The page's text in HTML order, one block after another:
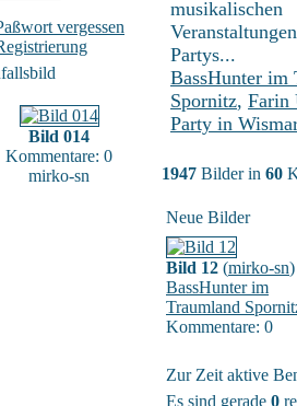
vergessen
Bild 014
Kommentare: 0
mirko-sn
musikalischen
Partys...
BassHunter im
Spornitz, Farin
Party in
1947 Bilder in 60
Neue Bilder
Bild 12 (mirko-sn)
BassHunter im
Traumland
Kommentare: 0
Zur Zeit aktive
Es sind gerade 0